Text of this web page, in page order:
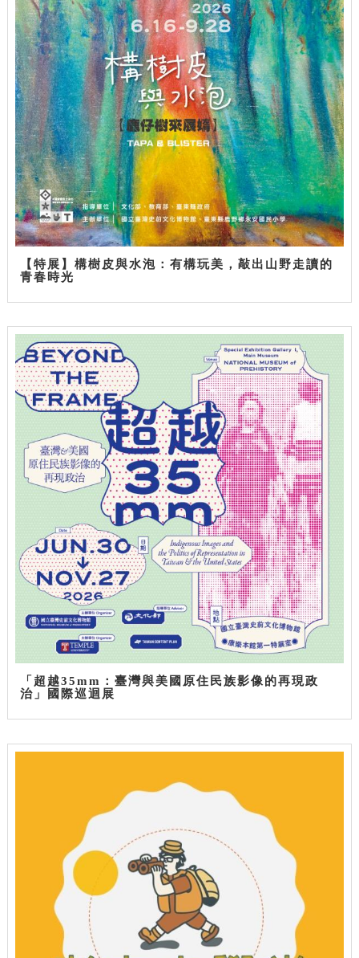
【特展】構樹皮與水泡：有構玩美，敲出山野走讀的
青春時光
「超越35mm：臺灣與美國原住民族影像的再現政
治」國際巡迴展